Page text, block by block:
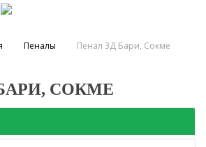
Пеналы Пенал 3Д Бари, Сокме
СОКМЕ